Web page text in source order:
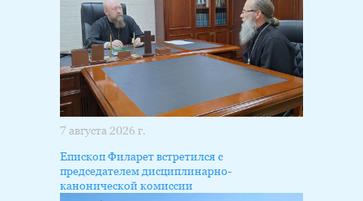
7 августа 2026 г.
Епископ Филарет встретился с
председателем дисциплинарно-
канонической комиссии